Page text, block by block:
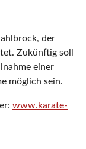
der
Zukünftig soll
einer
möglich sein.
www.karate-